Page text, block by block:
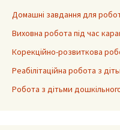
Домашні завдання для
Виховна робота під час
Корекційно-розвиткова
Реабілітаційна робота з
Робота з дітьми